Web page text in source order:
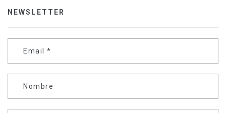
NEWSLETTER
Email *
Nombre